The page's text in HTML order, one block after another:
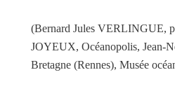
(Bernard Jules VERLINGUE,
JOYEUX, Océanopolis,
Bretagne (Rennes), Musée